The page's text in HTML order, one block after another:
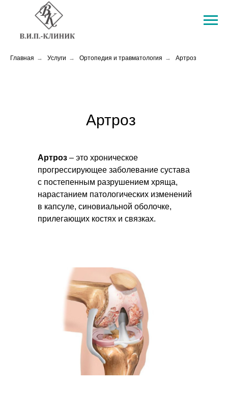
Главная → Услуги → Ортопедия и травматология → Артроз
Артроз
Артроз – это хроническое
прогрессирующее заболевание сустава
с постепенным разрушением хряща,
нарастанием патологических изменений
в капсуле, синовиальной оболочке,
прилегающих костях и связках.